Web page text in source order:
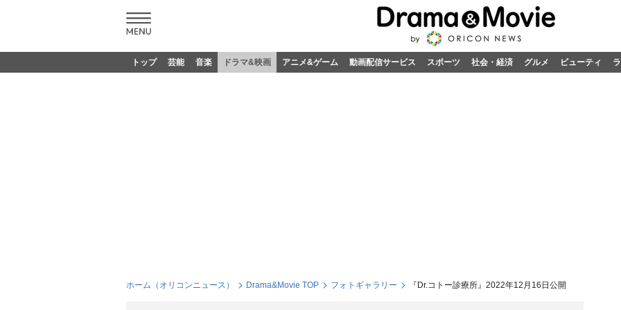
トップ 芸能 音楽 ドラマ&映画 アニメ&ゲーム 動画配信サービス スポーツ 社会・経済 グルメ ビューティ
ホーム（オリコンニュース） Drama&Movie TOP フォトギャラリー 『Dr.コトー診療所』2022年12月16日公開